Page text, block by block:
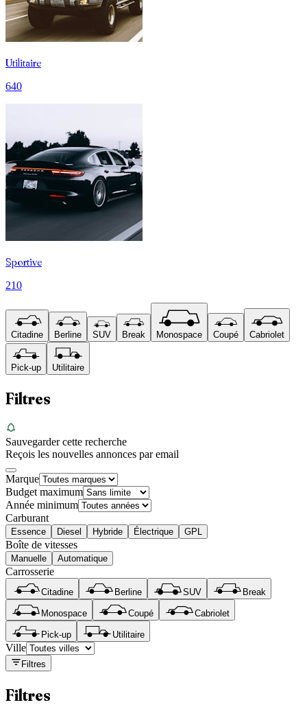
Utilitaire
640
Sportive
210
Citadine Berline SUV Break Monospace Coupé Cabriolet
Pick-up Utilitaire
Filtres
Sauvegarder cette recherche
Reçois les nouvelles annonces par email
Marque
Budget maximum
Année minimum
Carburant
Essence Diesel Hybride Électrique GPL
Boîte de vitesses
Manuelle Automatique
Carrosserie
Citadine Berline SUV Break
Monospace Coupé Cabriolet
Pick-up Utilitaire
Ville
Filtres
Filtres